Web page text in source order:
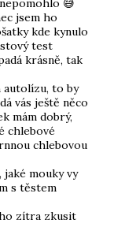
😅
jsem ho
kde kynulo
test
krásně, tak
autolízu, to by
vás ještě něco
mám dobrý,
chlebové
chlebovou
jaké mouky vy
s těstem
zítra zkusit